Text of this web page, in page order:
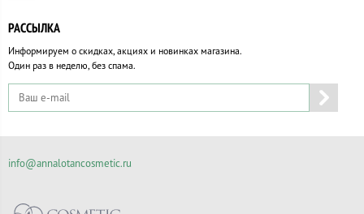
РАССЫЛКА
Информируем о скидках, акциях и новинках магазина.
Один раз в неделю, без спама.
info@annalotancosmetic.ru